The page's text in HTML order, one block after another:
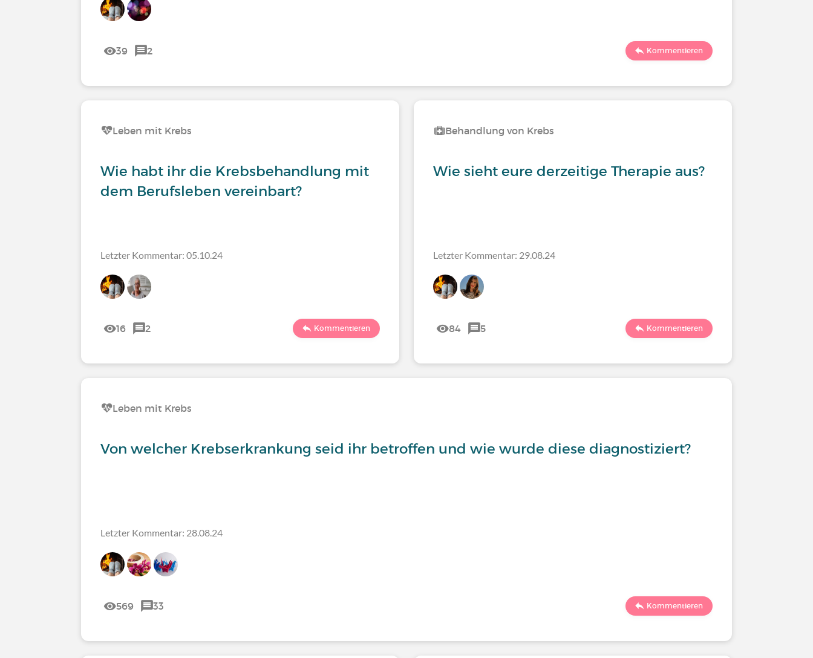
39 2 Kommentieren
Leben mit Krebs
Wie habt ihr die Krebsbehandlung mit
dem Berufsleben vereinbart?
Letzter Kommentar: 05.10.24
16 2 Kommentieren
Behandlung von Krebs
Wie sieht eure derzeitige Therapie aus?
Letzter Kommentar: 29.08.24
84 5 Kommentieren
Leben mit Krebs
Von welcher Krebserkrankung seid ihr betroffen und wie wurde diese diagnostiziert?
Letzter Kommentar: 28.08.24
569 33 Kommentieren